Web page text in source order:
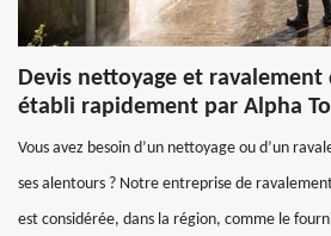
Devis nettoyage et
établi rapidement par Alpha
Vous avez besoin d’un nettoyage ou d’un
ses alentours ? Notre entreprise de
est considérée, dans la région, comme le